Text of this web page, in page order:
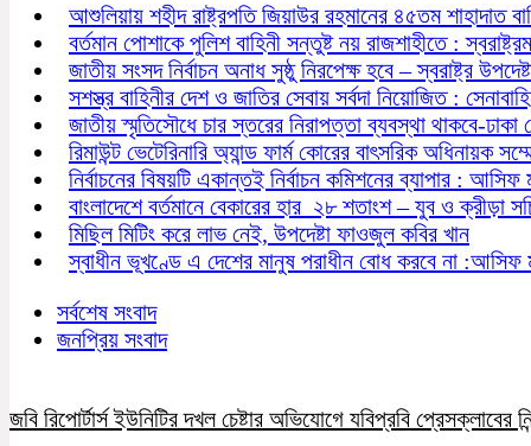
আশুলিয়ায় শহীদ রাষ্ট্রপতি জিয়াউর রহমানের ৪৫তম শাহাদাত
বর্তমান পোশাকে পুলিশ বাহিনী সন্তুষ্ট নয় রাজশাহীতে :
জাতীয় সংসদ নির্বাচন অনাধ সুষ্ঠু নিরপেক্ষ হবে – স্বরাষ্ট্র
সশস্ত্র বাহিনীর দেশ ও জাতির সেবায় সর্বদা নিয়োজিত :
জাতীয় স্মৃতিসৌধে চার স্তরের নিরাপত্তা ব্যবস্থা থাকবে-ঢাকা
রিমাউন্ট ভেটেরিনারি অ্যান্ড ফার্ম কোরের বাৎসরিক অধিনায়ক
নির্বাচনের বিষয়টি একান্তই নির্বাচন কমিশনের ব্যাপার : আসিফ
বাংলাদেশে বর্তমানে বেকারের হার ২৮ শতাংশ – যুব ও ক্রীড়া
মিছিল মিটিং করে লাভ নেই, উপদেষ্টা ফাওজুল কবির খান
স্বাধীন ভূখণ্ডে এ দেশের মানুষ পরাধীন বোধ করবে না :আসিফ
সর্বশেষ সংবাদ
জনপ্রিয় সংবাদ
জবি রিপোর্টার্স ইউনিটির দখল চেষ্টার অভিযোগে যবিপ্রবি প্রেসক্লাবের